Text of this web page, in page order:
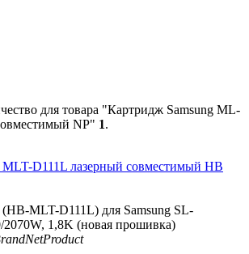
для товара "Картридж Samsung ML-
NP" 1.
D111L лазерный совместимый HB
MLT-D111L) для Samsung SL-
1,8K (новая прошивка)
NetProduct